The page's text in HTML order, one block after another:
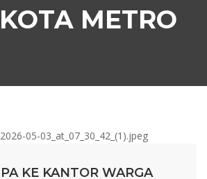
METRO
KE KANTOR WARGA